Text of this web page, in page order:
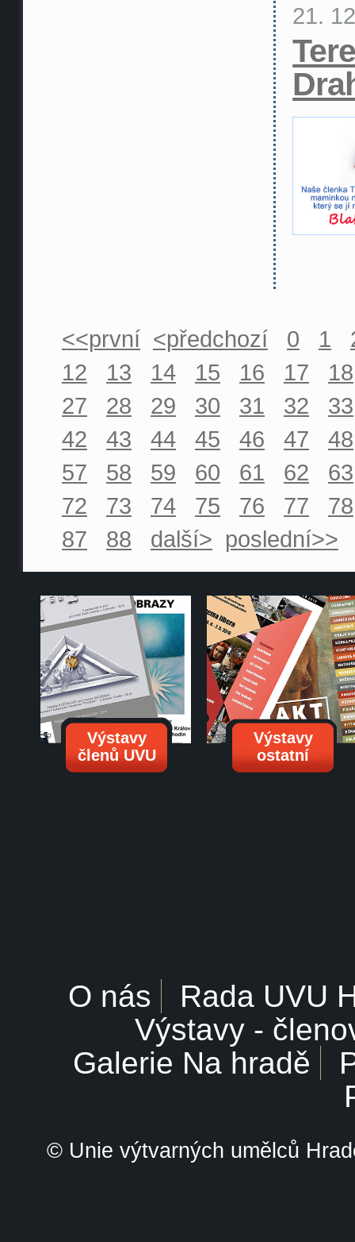
21.
<<první <předchozí 0 1
12
13 14 15 16 17
18
27
28 29 30 31 32
33
42
43 44 45 46 47
48
57
58 59 60 61 62
63
72
73 74 75 76 77
78
87
88 další> poslední>>
Výstavy
členů UVU
Výstavy
ostatní
O nás
Rada UVU
Výstavy -
Galerie Na hradě
© Unie výtvarných umělců